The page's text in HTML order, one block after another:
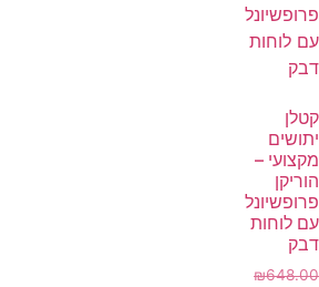
קטלן
יתושים
מקצועי –
הוריקן
פרופשיונל
עם לוחות
דבק
₪648.00